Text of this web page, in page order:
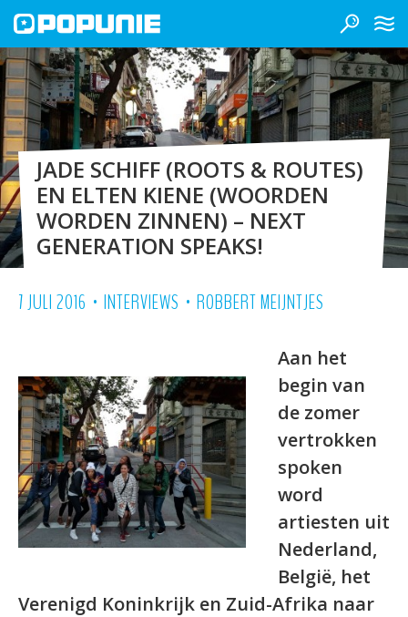
JADE SCHIFF (ROOTS & ROUTES)
EN ELTEN KIENE (WOORDEN
WORDEN ZINNEN) – NEXT
GENERATION SPEAKS!
7 JULI 2016 • INTERVIEWS • ROBBERT MEIJNTJES
Aan het
begin van
de zomer
vertrokken
spoken
word
artiesten uit
Nederland,
België, het
Verenigd Koninkrijk en Zuid-Afrika naar